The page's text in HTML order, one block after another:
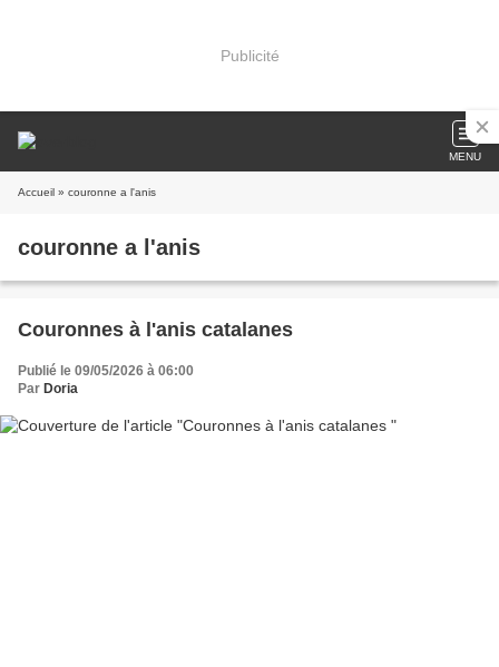
Publicité
MENU
Accueil » couronne a l'anis
couronne a l'anis
Couronnes à l'anis catalanes
Publié le 09/05/2026 à 06:00
Par Doria